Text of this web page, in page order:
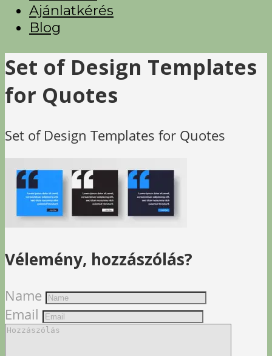
Ajánlatkérés
Blog
Set of Design Templates
for Quotes
Set of Design Templates for Quotes
Vélemény, hozzászólás?
Name
Email